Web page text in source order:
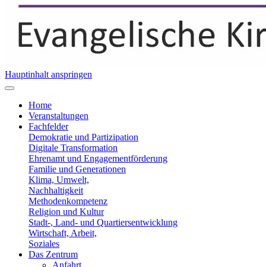
Hauptinhalt anspringen
Home
Veranstaltungen
Fachfelder
Demokratie und Partizipation
Digitale Transformation
Ehrenamt und Engagementförderung
Familie und Generationen
Klima, Umwelt,
Nachhaltigkeit
Methodenkompetenz
Religion und Kultur
Stadt-, Land- und Quartiersentwicklung
Wirtschaft, Arbeit,
Soziales
Das Zentrum
Anfahrt